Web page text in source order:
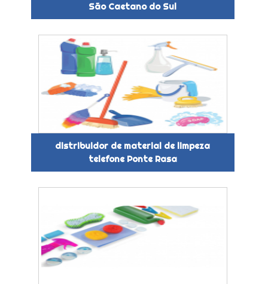
São Caetano do Sul
distribuidor de material de limpeza
telefone Ponte Rasa